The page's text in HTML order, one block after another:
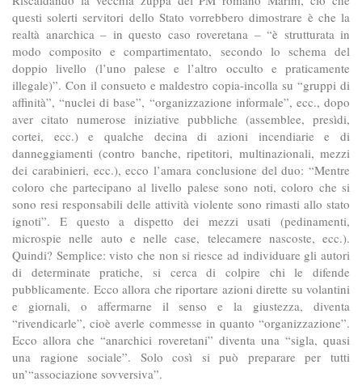
questi solerti servitori dello Stato vorrebbero dimostrare è che la
realtà anarchica – in questo caso roveretana – “è strutturata in
modo composito e compartimentato, secondo lo schema del
doppio livello (l’uno palese e l’altro occulto e praticamente
illegale)”. Con il consueto e maldestro copia-incolla su “gruppi di
affinità”, “nuclei di base”, “organizzazione informale”, ecc., dopo
aver citato numerose iniziative pubbliche (assemblee, presìdi,
cortei, ecc.) e qualche decina di azioni incendiarie e di
danneggiamenti (contro banche, ripetitori, multinazionali, mezzi
dei carabinieri, ecc.), ecco l’amara conclusione del duo: “Mentre
coloro che partecipano al livello palese sono noti, coloro che si
sono resi responsabili delle attività violente sono rimasti allo stato
ignoti”. E questo a dispetto dei mezzi usati (pedinamenti,
microspie nelle auto e nelle case, telecamere nascoste, ecc.).
Quindi? Semplice: visto che non si riesce ad individuare gli autori
di determinate pratiche, si cerca di colpire chi le difende
pubblicamente. Ecco allora che riportare azioni dirette su volantini
e giornali, o affermarne il senso e la giustezza, diventa
“rivendicarle”, cioè averle commesse in quanto “organizzazione”.
Ecco allora che “anarchici roveretani” diventa una “sigla, quasi
una ragione sociale”. Solo così si può preparare per tutti
un’“associazione sovversiva”.